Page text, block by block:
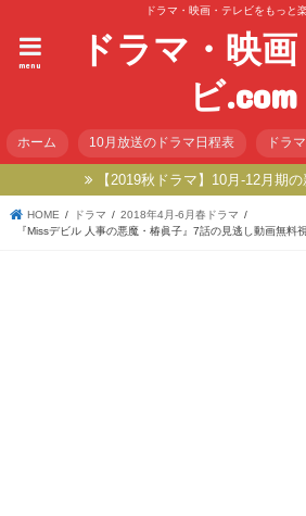
ドラマ・映画・テレビをもっと楽
ドラマ・映
ビ.com
menu
ホーム 10月放送のドラマ日程表 ドラ
【2019秋ドラマ】10月-12月期
HOME ドラマ
2018年4月-6月春ドラマ
『Missデビル 人事の悪魔・椿眞子』7話の見逃し動画無料